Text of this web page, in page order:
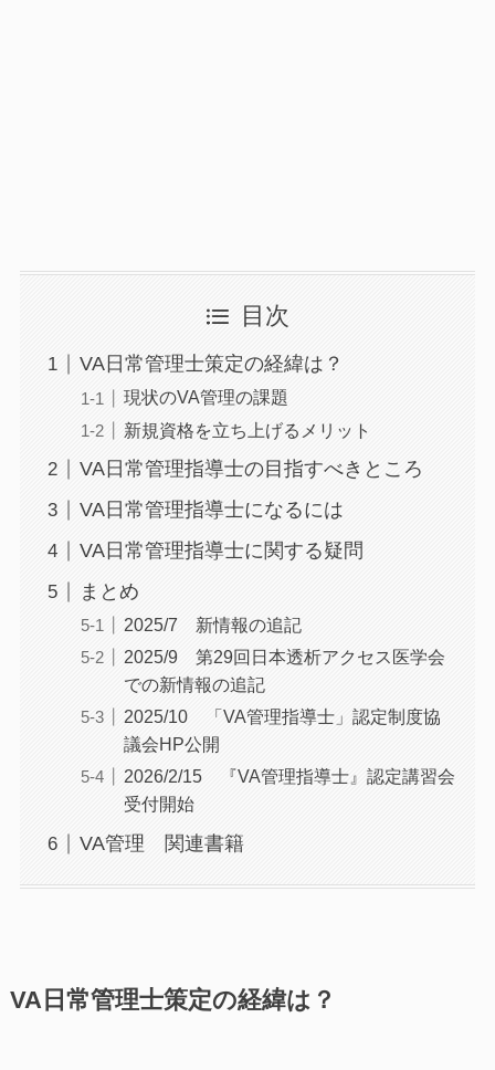
目次
VA日常管理士策定の経緯は？
現状のVA管理の課題
新規資格を立ち上げるメリット
VA日常管理指導士の目指すべきところ
VA日常管理指導士になるには
VA日常管理指導士に関する疑問
まとめ
2025/7 新情報の追記
2025/9 第29回日本透析アクセス医学会
での新情報の追記
2025/10 「VA管理指導士」認定制度協
議会HP公開
2026/2/15 『VA管理指導士』認定講習会
受付開始
VA管理 関連書籍
VA日常管理士策定の経緯は？